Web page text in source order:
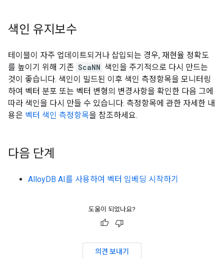
색인 유지보수
테이블이 자주 업데이트되거나 삽입되는 경우, 재현율 정확도
를 높이기 위해 기존 ScaNN 색인을 주기적으로 다시 만드는
것이 좋습니다. 색인이 빌드된 이후 색인 측정항목을 모니터링
하여 벡터 분포 또는 벡터 변형의 변경사항을 확인한 다음 그에
따라 색인을 다시 만들 수 있습니다. 측정항목에 관한 자세한 내
용은 벡터 색인 측정항목을 참조하세요.
다음 단계
AlloyDB AI를 사용하여 벡터 임베딩 시작하기
도움이 되었나요?
의견 보내기